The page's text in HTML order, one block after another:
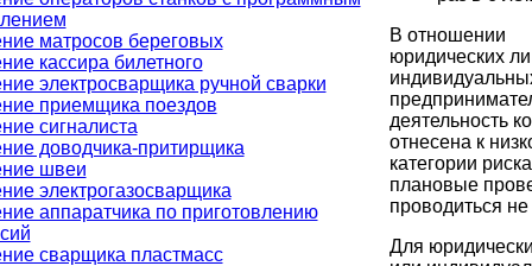
матросов береговых
кассира билетного
электросварщика ручной сварки
приемщика поездов
сигналиста
доводчика-притирщика
швеи
электрогазосварщика
аппаратчика по приготовлению
сварщика пластмасс
В отношении
юридических
деятельность
отнесена к
категории
плановые
проводиться не
Для